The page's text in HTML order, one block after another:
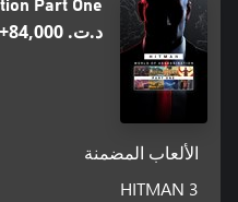
Part One
د.ت.‏ 84,000+
الألعاب المضمنة
HITMAN 3